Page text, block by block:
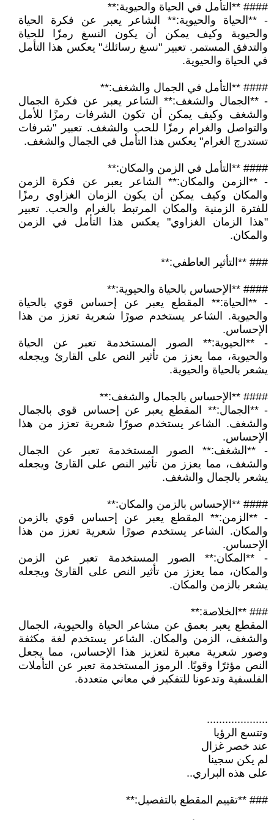
#### **التأمل في الحياة والحيوية:**
- **الحياة والحيوية:** الشاعر يعبر عن فكرة الحياة
والحيوية وكيف يمكن أن يكون النسغ رمزًا للحياة
والتدفق المستمر. تعبير "نسغ رسائلك" يعكس هذا التأمل
في الحياة والحيوية.
#### **التأمل في الجمال والشغف:**
- **الجمال والشغف:** الشاعر يعبر عن فكرة الجمال
والشغف وكيف يمكن أن تكون الشرفات رمزًا للأمل
والتواصل والغرام رمزًا للحب والشغف. تعبير "شرفات
تستدرج الغرام" يعكس هذا التأمل في الجمال والشغف.
#### **التأمل في الزمن والمكان:**
- **الزمن والمكان:** الشاعر يعبر عن فكرة الزمن
والمكان وكيف يمكن أن يكون الزمان الغزاوي رمزًا
للفترة الزمنية والمكان المرتبط بالغرام والحب. تعبير
"هذا الزمان الغزاوي" يعكس هذا التأمل في الزمن
والمكان.
### **التأثير العاطفي:**
#### **الإحساس بالحياة والحيوية:**
- **الحياة:** المقطع يعبر عن إحساس قوي بالحياة
والحيوية. الشاعر يستخدم صورًا شعرية تعزز من هذا
الإحساس.
- **الحيوية:** الصور المستخدمة تعبر عن الحياة
والحيوية، مما يعزز من تأثير النص على القارئ ويجعله
يشعر بالحياة والحيوية.
#### **الإحساس بالجمال والشغف:**
- **الجمال:** المقطع يعبر عن إحساس قوي بالجمال
والشغف. الشاعر يستخدم صورًا شعرية تعزز من هذا
الإحساس.
- **الشغف:** الصور المستخدمة تعبر عن الجمال
والشغف، مما يعزز من تأثير النص على القارئ ويجعله
يشعر بالجمال والشغف.
#### **الإحساس بالزمن والمكان:**
- **الزمن:** المقطع يعبر عن إحساس قوي بالزمن
والمكان. الشاعر يستخدم صورًا شعرية تعزز من هذا
الإحساس.
- **المكان:** الصور المستخدمة تعبر عن الزمن
والمكان، مما يعزز من تأثير النص على القارئ ويجعله
يشعر بالزمن والمكان.
### **الخلاصة:**
المقطع يعبر بعمق عن مشاعر الحياة والحيوية، الجمال
والشغف، الزمن والمكان. الشاعر يستخدم لغة مكثفة
وصور شعرية معبرة لتعزيز هذا الإحساس، مما يجعل
النص مؤثرًا وقويًا. الرموز المستخدمة تعبر عن التأملات
الفلسفية وتدعونا للتفكير في معاني متعددة.
....................
وتتسع الرؤيا
عند خصر غزال
لم يكن سجينا
على هذه البراري..
### **تقييم المقطع بالتفصيل:**